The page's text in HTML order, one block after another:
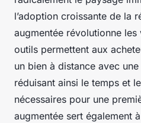
l’adoption croissante de la
augmentée révolutionne
outils permettent aux
un bien à distance avec
réduisant ainsi le temps et
nécessaires pour une
augmentée sert également